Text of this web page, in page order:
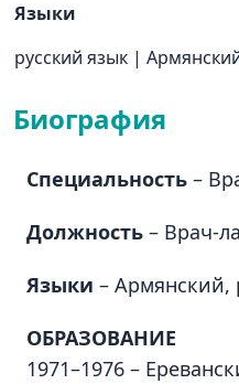
Языки
русский язык |
Биография
Специальность –
Должность – Врач-
Языки – Армянский,
ОБРАЗОВАНИЕ
1971–1976 –